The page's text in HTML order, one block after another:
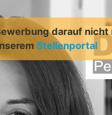
darauf nicht
Stellenportal